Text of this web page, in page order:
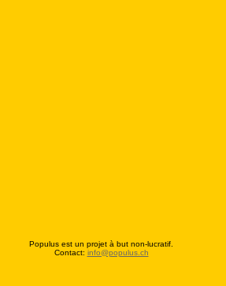
Populus est un projet à but non-lucratif.
Contact: info@populus.ch